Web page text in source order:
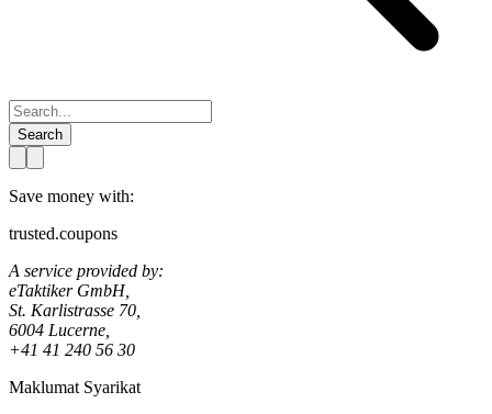
Search
Save money with:
trusted.coupons
A service provided by:
eTaktiker GmbH,
St. Karlistrasse 70,
6004 Lucerne,
+41 41 240 56 30
Maklumat Syarikat